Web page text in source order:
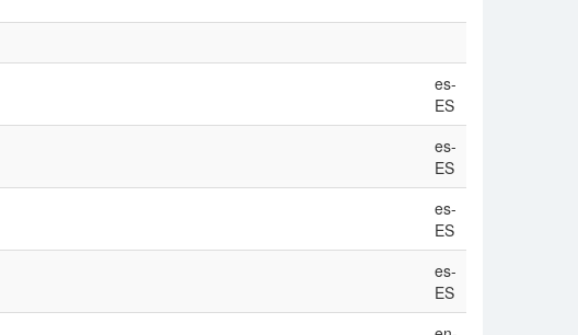
es-
ES
es-
ES
es-
ES
es-
ES